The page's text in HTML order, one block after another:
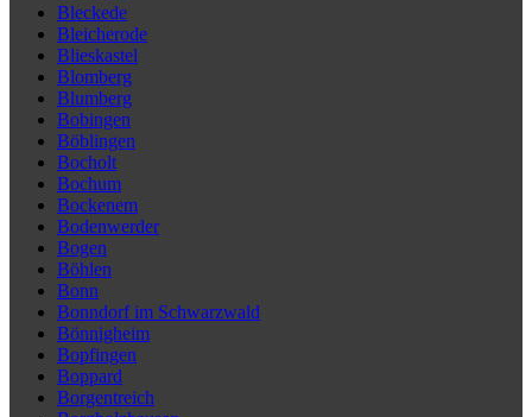
Bleckede
Bleicherode
Blieskastel
Blomberg
Blumberg
Bobingen
Böblingen
Bocholt
Bochum
Bockenem
Bodenwerder
Bogen
Böhlen
Bonn
Bonndorf im Schwarzwald
Bönnigheim
Bopfingen
Boppard
Borgentreich